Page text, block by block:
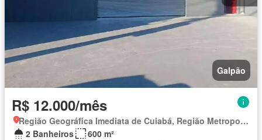
Galpão
R$ 12.000/mês
Região Geográfica Imediata de Cuiabá, Região Metropolitana do Vale do Rio Cuiabá
2 Banheiros
600 m²